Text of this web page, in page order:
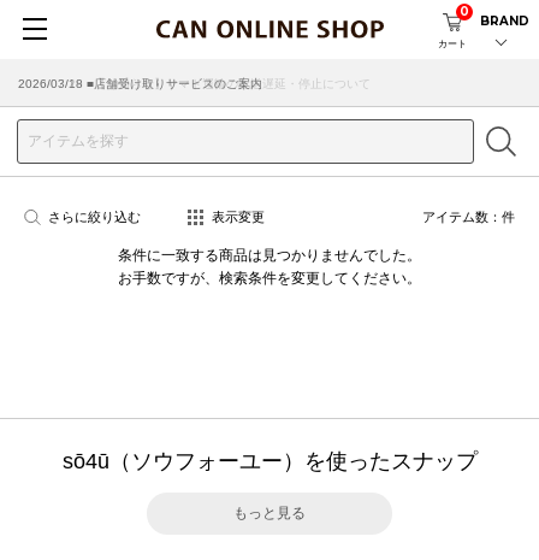
カート
0
BRAND
2026/07/29 ■【お知らせ】ヤマト運輸の配送遅延・停止について
2026/03/18 ■店舗受け取りサービスのご案内
さらに絞り込む 表示変更 アイテム数： 件
条件に一致する商品は見つかりませんでした。
お手数ですが、検索条件を変更してください。
sō4ū（ソウフォーユー）を使ったスナップ
もっと見る